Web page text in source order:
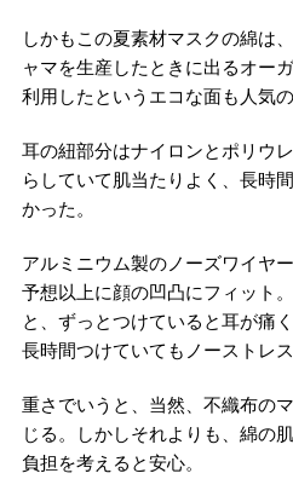
しかもこの夏素材マスクの綿は
ャマを生産したときに出るオー
利用したというエコな面も人気の
耳の紐部分はナイロンとポリウ
らしていて肌当たりよく、長時
かった。
アルミニウム製のノーズワイヤ
予想以上に顔の凹凸にフィット
と、ずっとつけていると耳が痛
長時間つけていてもノーストレス
重さでいうと、当然、不織布の
じる。しかしそれよりも、綿の
負担を考えると安心。